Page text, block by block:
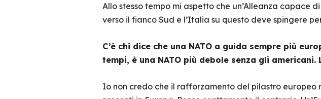
Allo stesso tempo mi aspetto che un’Alleanza capace
verso il fianco Sud e l’Italia su questo deve spingere
C’è chi dice che una NATO a guida sempre più
tempi, è una NATO più debole senza gli americani.
Io non credo che il rafforzamento del pilastro